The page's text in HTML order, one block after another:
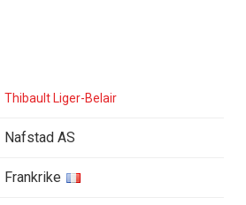
Thibault Liger-Belair
Nafstad AS
Frankrike